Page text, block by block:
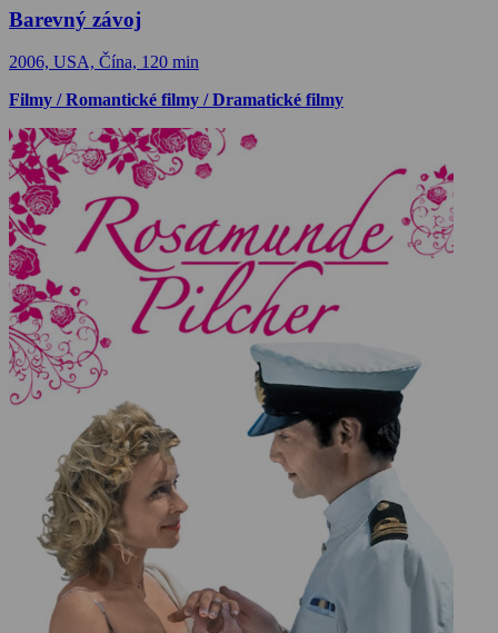
Barevný závoj
2006, USA, Čína, 120 min
Filmy / Romantické filmy / Dramatické filmy